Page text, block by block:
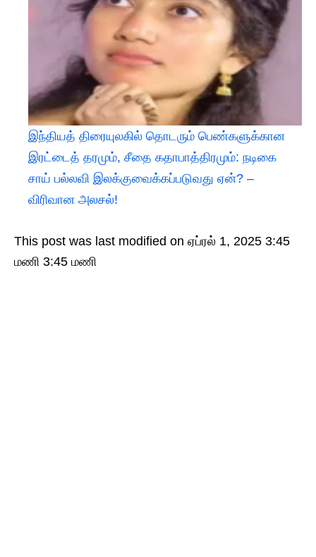
இந்தியத் திரையுலகில் தொடரும் பெண்களுக்கான
இரட்டைத் தரமும், சீதை கதாபாத்திரமும்: நடிகை
சாய் பல்லவி இலக்குவைக்கப்படுவது ஏன்? –
விரிவான அலசல்!
This post was last modified on ஏப்ரல் 1, 2025 3:45
மணி 3:45 மணி